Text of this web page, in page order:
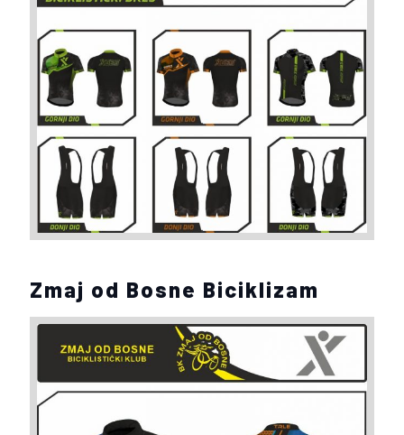
Zmaj od Bosne Biciklizam